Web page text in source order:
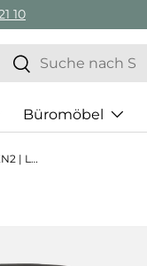
10
Suchen
Suchen
Büromöbel
ERGOHUMAN PLUS LEGPRO GEN2 | Leder - Luxus Chefsessel